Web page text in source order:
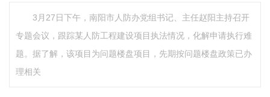
3月27日下午，南阳市人防办党组书记、主任赵阳主持召开
专题会议，跟踪某人防工程建设项目执法情况，化解申请执行难
题。据了解，该项目为问题楼盘项目，先期按问题楼盘政策已办
理相关